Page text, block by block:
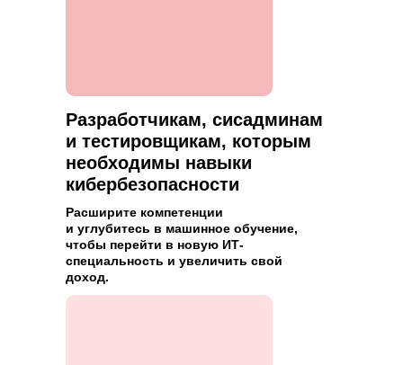
Разработчикам, сисадминам
и тестировщикам, которым
необходимы навыки
кибербезопасности
Расширите компетенции
и углубитесь в машинное обучение,
чтобы перейти в новую ИТ-
специальность и увеличить свой
доход.
Смежным специалистам
в сфере IT